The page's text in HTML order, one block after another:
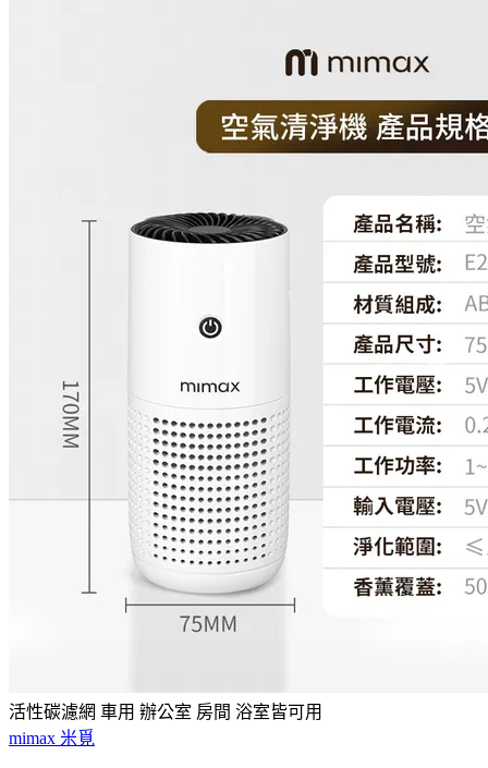
活性碳濾網 車用 辦公室 房間 浴室皆可用
mimax 米覓